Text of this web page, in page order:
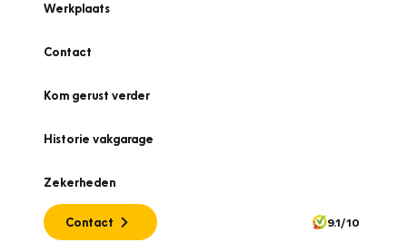
Werkplaats
Contact
Kom gerust verder
Historie vakgarage
Zekerheden
Contact 9.1/10